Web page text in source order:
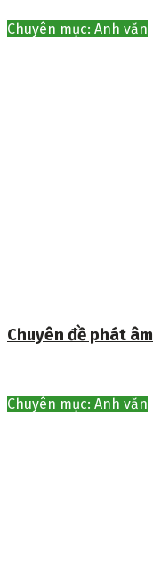
Chuyên mục: Anh văn
Chuyên đề phát
Chuyên mục: Anh văn